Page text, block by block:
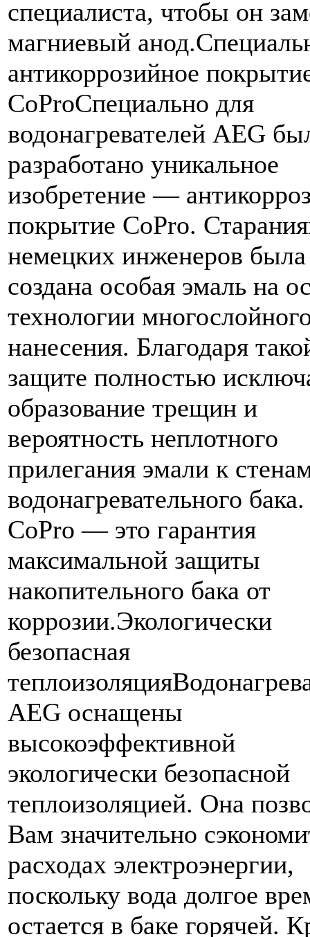
специалиста, чтобы он
магниевый
антикоррозийное
CoProСпециально для
водонагревателей AEG
разработано уникальное
изобретение —
покрытие CoPro.
немецких инженеров была
создана особая эмаль на
технологии
нанесения. Благодаря
защите полностью
образование трещин и
вероятность неплотного
прилегания эмали к
водонагревательного
CoPro — это гарантия
максимальной защиты
накопительного бака от
коррозии.Экологически
безопасная
AEG оснащены
высокоэффективной
экологически безопасной
теплоизоляцией. Она
Вам значительно
расходах электроэнергии,
поскольку вода долгое
остается в баке горячей.